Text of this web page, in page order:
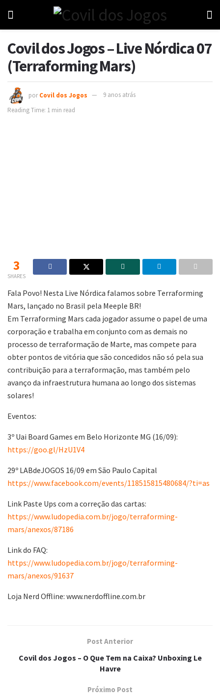
Covil dos Jogos – Live Nórdica 07
(Terraforming Mars)
por Covil dos Jogos
9 anos atrás
Reading Time: 1 min read
3
SHARES
Fala Povo! Nesta Live Nórdica falamos sobre Terraforming
Mars, lançado no Brasil pela Meeple BR!
Em Terraforming Mars cada jogador assume o papel de uma
corporação e trabalha em conjunto com as demais no
processo de terraformação de Marte, mas compete para
obter pontos de vitória que são concedidos não só pela sua
contribuição para a terraformação, mas também pelo
avanço da infraestrutura humana ao longo dos sistemas
solares!
Eventos:
3º Uai Board Games em Belo Horizonte MG (16/09):
https://goo.gl/HzU1V4
29º LABdeJOGOS 16/09 em São Paulo Capital
https://www.facebook.com/events/118515815480684/?ti=as
Link Paste Ups com a correção das cartas:
https://www.ludopedia.com.br/jogo/terraforming-
mars/anexos/87186
Link do FAQ:
https://www.ludopedia.com.br/jogo/terraforming-
mars/anexos/91637
Loja Nerd Offline: www.nerdoffline.com.br
Post Anterior
Covil dos Jogos – O Que Tem na Caixa? Unboxing Le
Havre
Próximo Post